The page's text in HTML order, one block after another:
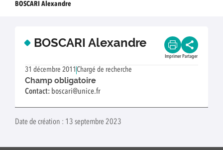
BOSCARI Alexandre
BOSCARI Alexandre
Imprimer Partager
31 décembre 2011 Chargé de recherche
Champ obligatoire
Contact: boscari@unice.fr
Date de création : 13 septembre 2023